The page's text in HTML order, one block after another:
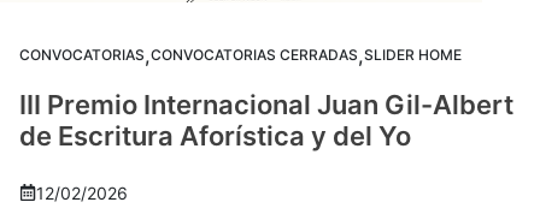
CONVOCATORIAS,CONVOCATORIAS CERRADAS,SLIDER HOME
III Premio Internacional Juan Gil-Albert
de Escritura Aforística y del Yo
12/02/2026